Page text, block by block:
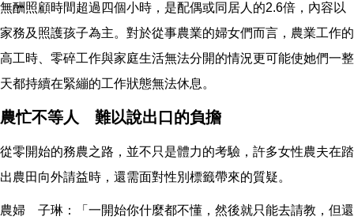
無酬照顧時間超過四個小時，是配偶或同居人的2.6倍，內容以
家務及照護孩子為主。對於從事農業的婦女們而言，農業工作的
高工時、零碎工作與家庭生活無法分開的情況更可能使她們一整
天都持續在緊繃的工作狀態無法休息。
農忙不等人 難以說出口的負擔
從零開始的務農之路，並不只是體力的考驗，許多女性農夫在踏
出農田向外請益時，還需面對性別標籤帶來的質疑。
農婦 子琳：「一開始你什麼都不懂，然後就只能去請教，但還